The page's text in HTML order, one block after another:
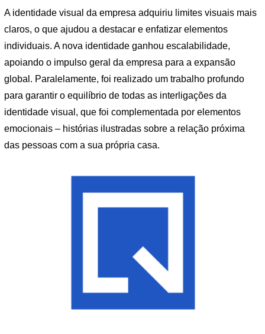
A identidade visual da empresa adquiriu limites visuais mais
claros, o que ajudou a destacar e enfatizar elementos
individuais. A nova identidade ganhou escalabilidade,
apoiando o impulso geral da empresa para a expansão
global. Paralelamente, foi realizado um trabalho profundo
para garantir o equilíbrio de todas as interligações da
identidade visual, que foi complementada por elementos
emocionais – histórias ilustradas sobre a relação próxima
das pessoas com a sua própria casa.